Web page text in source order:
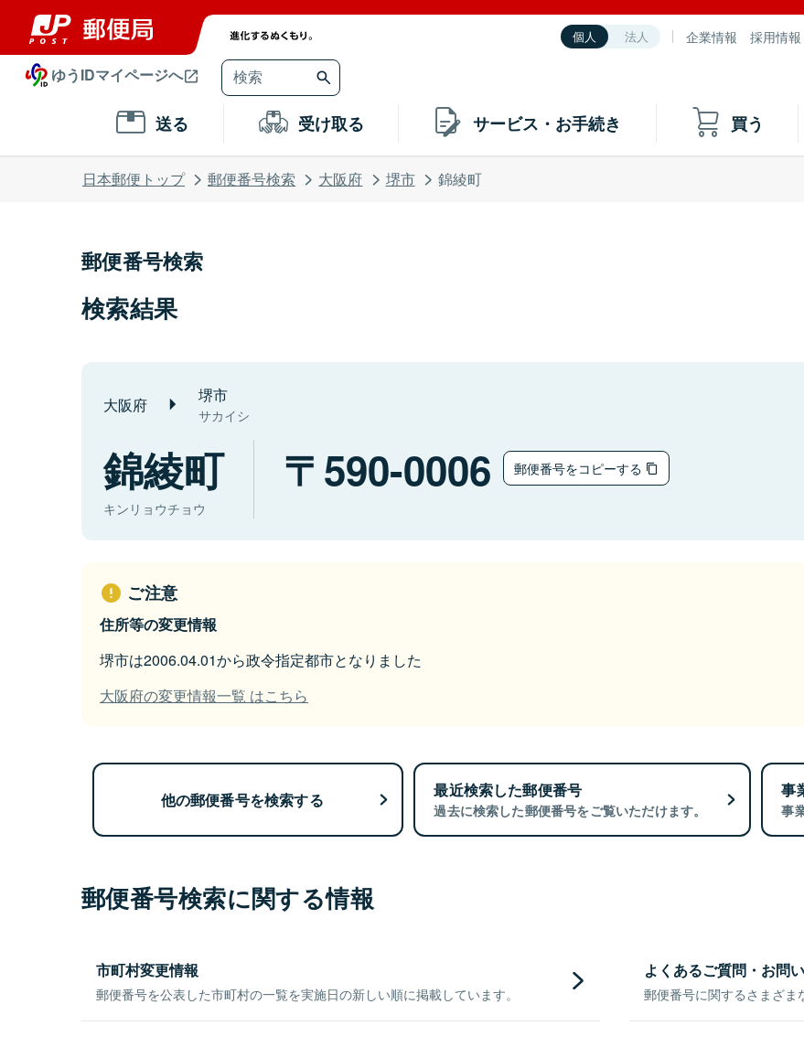
個人 法人 企業情報 採用情報
ゆうIDマイページへ
送る 受け取る サービス・お手続き 買う
日本郵便トップ 郵便番号検索 大阪府 堺市 錦綾町
郵便番号検索
検索結果
大阪府 堺市
サカイシ
錦綾町
キンリョウチョウ
590-0006 郵便番号をコピーする
ご注意
住所等の変更情報
堺市は2006.04.01から政令指定都市となりました
大阪府の変更情報一覧 はこちら
他の郵便番号を検索する 最近検索した郵便番号
過去に検索した郵便番号をご覧いただけます。
事
事
郵便番号検索に関する情報
市町村変更情報
郵便番号を公表した市町村の一覧を実施日の新しい順に掲載しています。
よくあるご質問・お問
郵便番号に関するさまざま